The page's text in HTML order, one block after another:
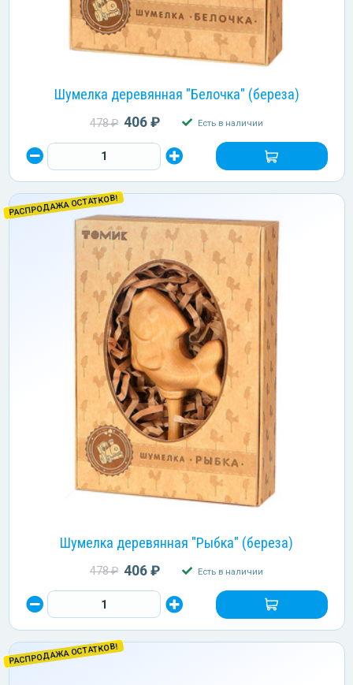
Шумелка деревянная "Белочка" (береза)
478 ₽ 406 ₽ Есть в наличии
РАСПРОДАЖА ОСТАТКОВ!
Шумелка деревянная "Рыбка" (береза)
478 ₽ 406 ₽ Есть в наличии
РАСПРОДАЖА ОСТАТКОВ!